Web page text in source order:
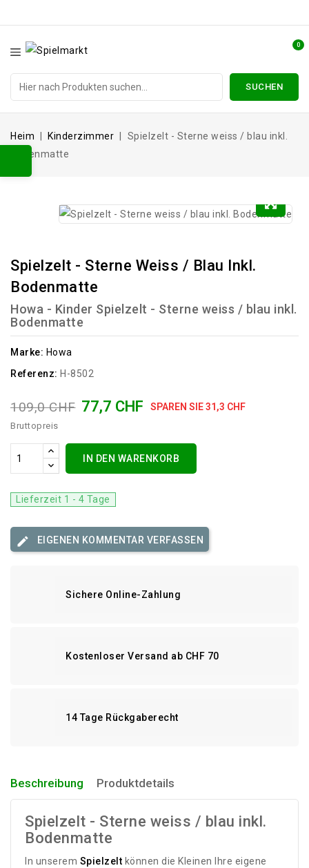
0
SUCHEN
Heim Kinderzimmer
Spielzelt - Sterne weiss / blau inkl.
Bodenmatte
Spielzelt - Sterne Weiss / Blau Inkl.
Bodenmatte
Howa - Kinder Spielzelt - Sterne weiss / blau inkl.
Bodenmatte
Marke: Howa
Referenz: H-8502
109,0 CHF 77,7 CHF SPAREN SIE 31,3 CHF
Bruttopreis
IN DEN WARENKORB
Lieferzeit 1 - 4 Tage
EIGENEN KOMMENTAR VERFASSEN
Sichere Online-Zahlung
Kostenloser Versand ab CHF 70
14 Tage Rückgaberecht
Beschreibung Produktdetails
Spielzelt - Sterne weiss / blau inkl.
Bodenmatte
In unserem Spielzelt können die Kleinen Ihre eigene